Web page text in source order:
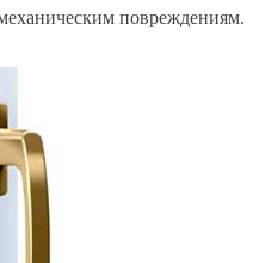
повреждениям.